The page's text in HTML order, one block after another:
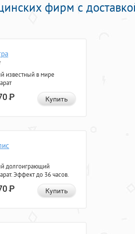
фирм с
известный в мире
Р Купить
долгоиграющий
Эффект до 36 часов.
Р Купить